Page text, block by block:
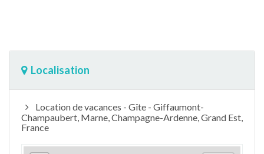
Localisation
Location de vacances - Gîte - Giffaumont-
Champaubert, Marne, Champagne-Ardenne, Grand Est,
France